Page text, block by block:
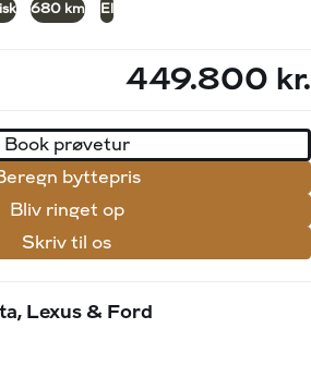
680 km El
449.800 kr.
Book prøvetur
byttepris
Bliv ringet op
Skriv til os
Lexus & Ford